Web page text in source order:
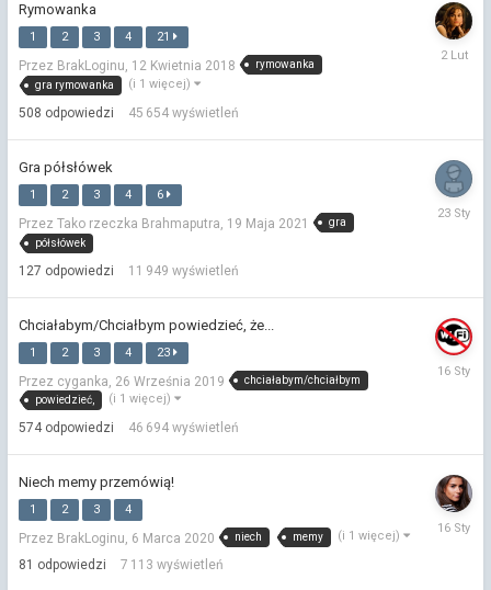
Rymowanka
1 2 3 4 21
Przez BrakLoginu, 12 Kwietnia 2018
rymowanka
gra rymowanka
(i 1 więcej)
508 odpowiedzi 45 654 wyświetleń
2
Gra półsłówek
1 2 3 4 6
Przez Tako rzeczka Brahmaputra, 19 Maja 2021
gra
półsłówek
127 odpowiedzi 11 949 wyświetleń
23
Chciałabym/Chciałbym powiedzieć, że...
1 2 3 4 23
Przez cyganka, 26 Września 2019
chciałabym/chciałbym
powiedzieć,
(i 1 więcej)
574 odpowiedzi 46 694 wyświetleń
16
Niech memy przemówią!
1 2 3 4
Przez BrakLoginu, 6 Marca 2020 niech memy (i 1 więcej)
81 odpowiedzi 7 113 wyświetleń
16